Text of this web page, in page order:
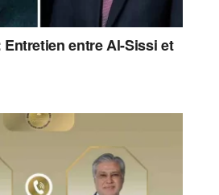
entre Al-Sissi et